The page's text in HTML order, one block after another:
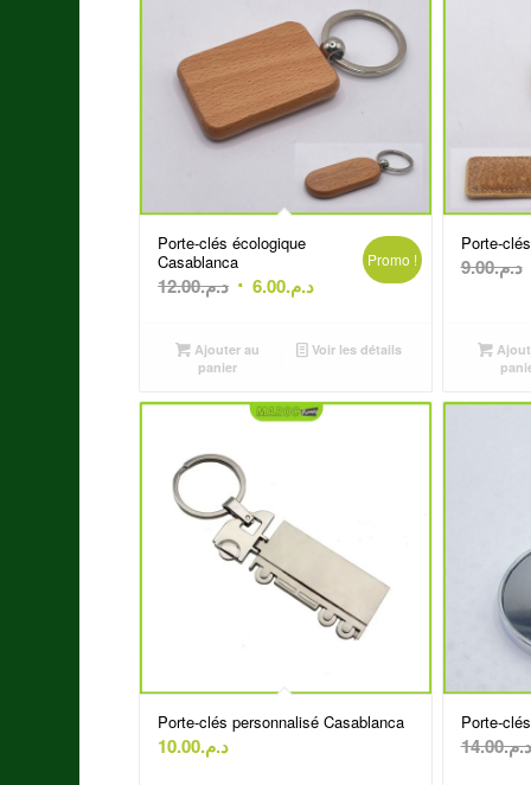
Porte-clés écologique
Casablanca
د.م.12.00
Le
initial
était :
د.م.12.00.
د.م.6.00
Le
actuel
د.م.6.00.
Promo !
Ajouter au
panier
Voir les détails
Porte-
د.م.9.00
Porte-clés personnalisé Casablanca
د.م.10.00
Porte-
د.م.14.00